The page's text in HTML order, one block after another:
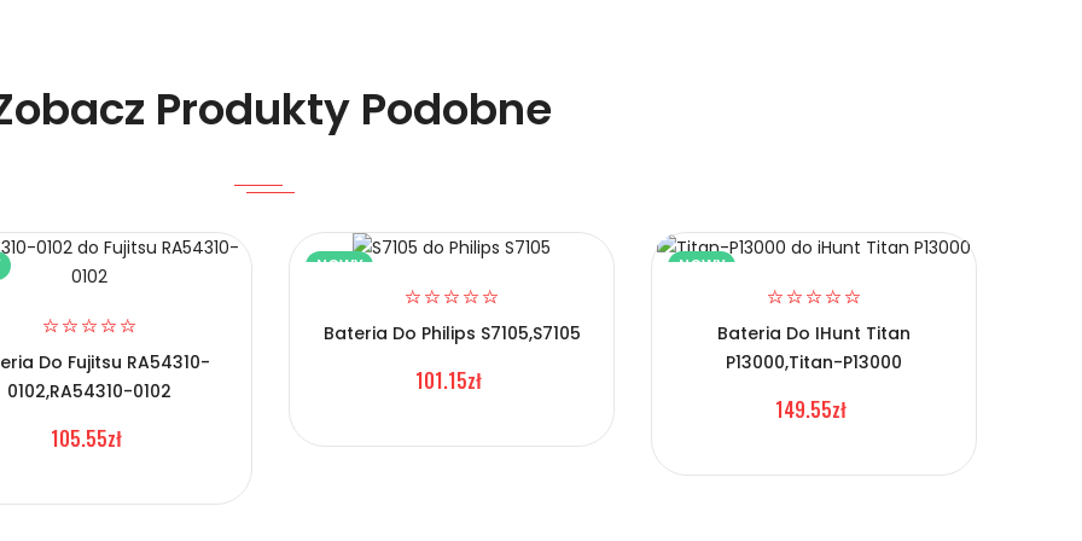
Doov C32N1905?
Produkty Podobne
Do Fujitsu RA54310-
0102,RA54310-0102
105.55zł
NOWY
Bateria Do Philips S7105,S7105
101.15zł
NOWY
Bateria Do IHunt Titan
P13000,Titan-P13000
149.55zł